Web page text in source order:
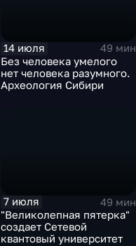
14 июля
49 мин
Без человека умелого
нет человека разумного.
Археология Сибири
7 июля
49 мин
"Великолепная пятерка"
создает Сетевой
квантовый университет